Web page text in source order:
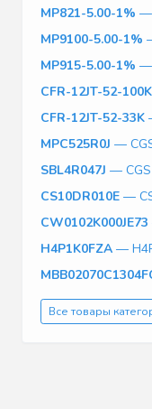
MP821-5.00-1% —
MP9100-5.00-1%
MP915-5.00-1% —
CFR-12JT-52-100K
CFR-12JT-52-33K
MPC525R0J —
SBL4R047J — CGS
CS10DR010E —
CW0102K000JE73
H4P1K0FZA —
Все товары